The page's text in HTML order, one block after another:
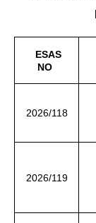
ESAS
NO
2026/118
2026/119